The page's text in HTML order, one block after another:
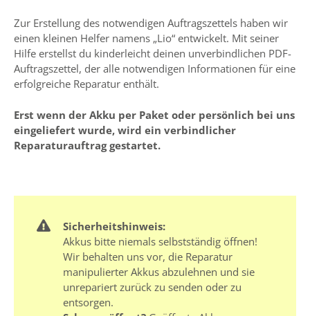
Zur Erstellung des notwendigen Auftragszettels haben wir
einen kleinen Helfer namens „Lio“ entwickelt. Mit seiner
Hilfe erstellst du kinderleicht deinen unverbindlichen PDF-
Auftragszettel, der alle notwendigen Informationen für eine
erfolgreiche Reparatur enthält.
Erst wenn der Akku per Paket oder persönlich bei uns
eingeliefert wurde, wird ein verbindlicher
Reparaturauftrag gestartet.
Sicherheitshinweis:
Akkus bitte niemals selbstständig öffnen!
Wir behalten uns vor, die Reparatur
manipulierter Akkus abzulehnen und sie
unrepariert zurück zu senden oder zu
entsorgen.